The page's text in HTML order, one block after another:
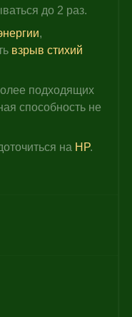
до 2 раз.
,
взрыв стихий
подходящих
способность не
на HP.